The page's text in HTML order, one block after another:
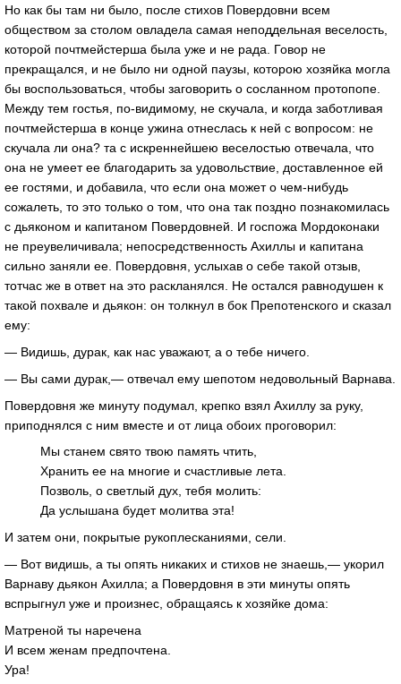
Но как бы там ни было, после стихов Повердовни всем
обществом за столом овладела самая неподдельная веселость,
которой почтмейстерша была уже и не рада. Говор не
прекращался, и не было ни одной паузы, которою хозяйка могла
бы воспользоваться, чтобы заговорить о сосланном протопопе.
Между тем гостья, по-видимому, не скучала, и когда заботливая
почтмейстерша в конце ужина отнеслась к ней с вопросом: не
скучала ли она? та с искреннейшею веселостью отвечала, что
она не умеет ее благодарить за удовольствие, доставленное ей
ее гостями, и добавила, что если она может о чем-нибудь
сожалеть, то это только о том, что она так поздно познакомилась
с дьяконом и капитаном Повердовней. И госпожа Мордоконаки
не преувеличивала; непосредственность Ахиллы и капитана
сильно заняли ее. Повердовня, услыхав о себе такой отзыв,
тотчас же в ответ на это раскланялся. Не остался равнодушен к
такой похвале и дьякон: он толкнул в бок Препотенского и сказал
ему:
— Видишь, дурак, как нас уважают, а о тебе ничего.
— Вы сами дурак,— отвечал ему шепотом недовольный Варнава.
Повердовня же минуту подумал, крепко взял Ахиллу за руку,
приподнялся с ним вместе и от лица обоих проговорил:
Мы станем свято твою память чтить,
Хранить ее на многие и счастливые лета.
Позволь, о светлый дух, тебя молить:
Да услышана будет молитва эта!
И затем они, покрытые рукоплесканиями, сели.
— Вот видишь, а ты опять никаких и стихов не знаешь,— укорил
Варнаву дьякон Ахилла; а Повердовня в эти минуты опять
вспрыгнул уже и произнес, обращаясь к хозяйке дома:
Матреной ты наречена
И всем женам предпочтена.
Ура!